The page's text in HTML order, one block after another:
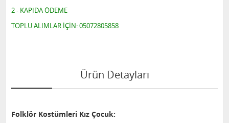
2 - KAPIDA ÖDEME
TOPLU ALIMLAR İÇİN: 05072805858
Ürün Detayları
Folklör Kostümleri Kız Çocuk: